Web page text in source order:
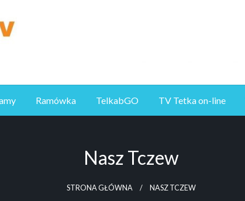
Ramówka TelkabGO TV Tetka on-line
Nasz Tczew
STRONA GŁÓWNA NASZ TCZEW